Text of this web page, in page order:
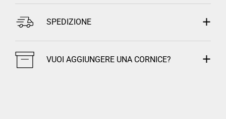
SPEDIZIONE
VUOI AGGIUNGERE UNA CORNICE?